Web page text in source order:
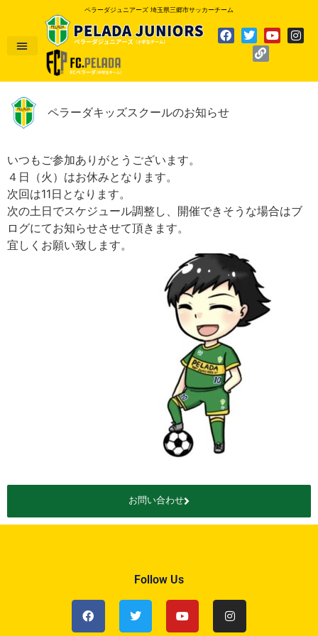
ペラーダジュニアーズ 埼玉県三郷市サッカーチーム
ペラーダキッズスクールのお知らせ
いつもご参加ありがとうございます。
４日（火）はお休みとなります。
次回は11日となります。
次の土日でスケジュール調整し、開催できそうな場合はブ
ログにてお知らせさせて頂きます。
宜しくお願い致します。
お問い合わせ
Follow Us